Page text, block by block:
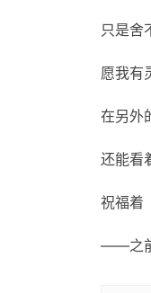
只是舍
愿我有
在另外
还能看
祝福着
——之前